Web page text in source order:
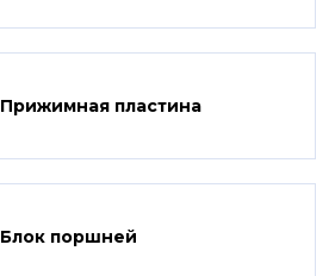
Прижимная пластина
Блок поршней